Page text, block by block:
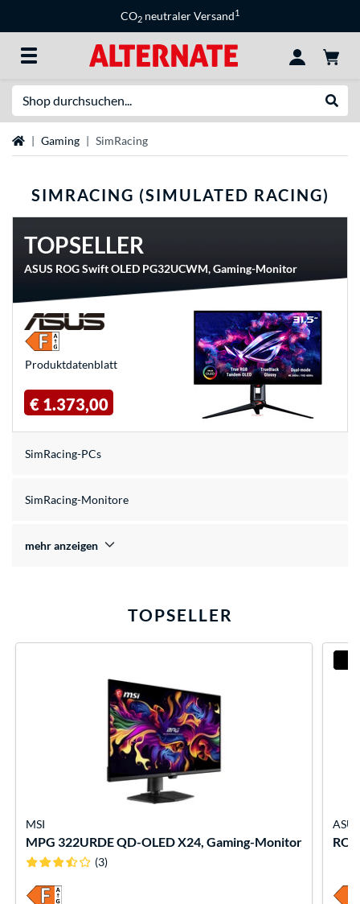
CO2 neutraler Versand1
StartseiteGaming SimRacing
SIMRACING (SIMULATED RACING)
TOPSELLER
ASUS ROG Swift OLED PG32UCWM, Gaming-Monitor
Produkt­datenblatt
€ 1.373,00
SimRacing-PCs
SimRacing-Monitore
mehr anzeigen
TOPSELLER
MSI
MPG 322URDE QD-OLED X24, Gaming-Monitor
(3)
ASUS